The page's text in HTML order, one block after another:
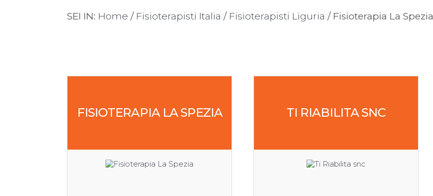
SEI IN: Home / Fisioterapisti Italia / Fisioterapisti Liguria / Fisioterapia La Spezia
FISIOTERAPIA LA SPEZIA TI RIABILITA SNC